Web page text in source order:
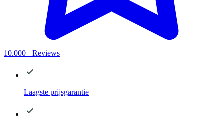
10.000+ Reviews
Laagste prijsgarantie